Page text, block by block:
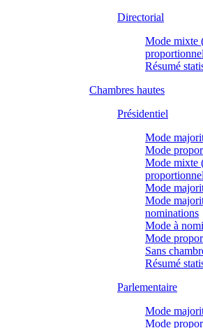
Directorial
Mode mixte
Résumé
Chambres hautes
Présidentiel
Mode
Mode
Mode mixte
Mode
Mode
nominations
Mode à
Mode
Sans
Résumé
Parlementaire
Mode
Mode